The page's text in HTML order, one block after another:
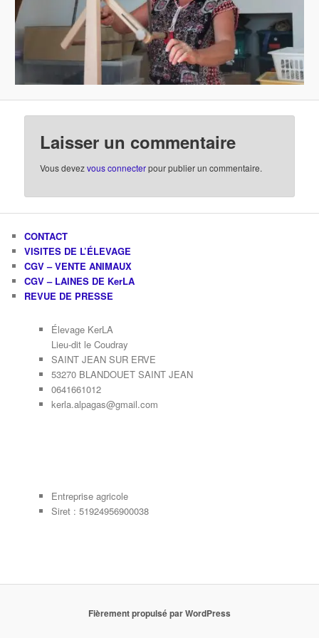
Laisser un commentaire
Vous devezvous connecterpour publier un commentaire.
CONTACT
VISITES DE L’ÉLEVAGE
CGV – VENTE ANIMAUX
CGV – LAINES DE KerLA
REVUE DE PRESSE
Élevage KerLA
Lieu-dit le Coudray
SAINT JEAN SUR ERVE
53270 BLANDOUET SAINT JEAN
0641661012
kerla.alpagas@gmail.com
Entreprise agricole
Siret : 51924956900038
Fièrement propulsé par WordPress